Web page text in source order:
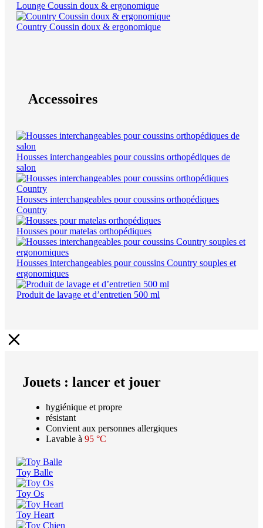
Lounge Coussin doux & ergonomique
Country Coussin doux & ergonomique
Accessoires
Housses interchangeables pour coussins orthopédiques de
salon
Housses interchangeables pour coussins orthopédiques
Country
Housses pour matelas orthopédiques
Housses interchangeables pour coussins Country souples et
ergonomiques
Produit de lavage et d’entretien 500 ml
Jouets : lancer et jouer
hygiénique et propre
résistant
Convient aux personnes allergiques
Lavable à 95 °C
Toy Balle
Toy Os
Toy Heart